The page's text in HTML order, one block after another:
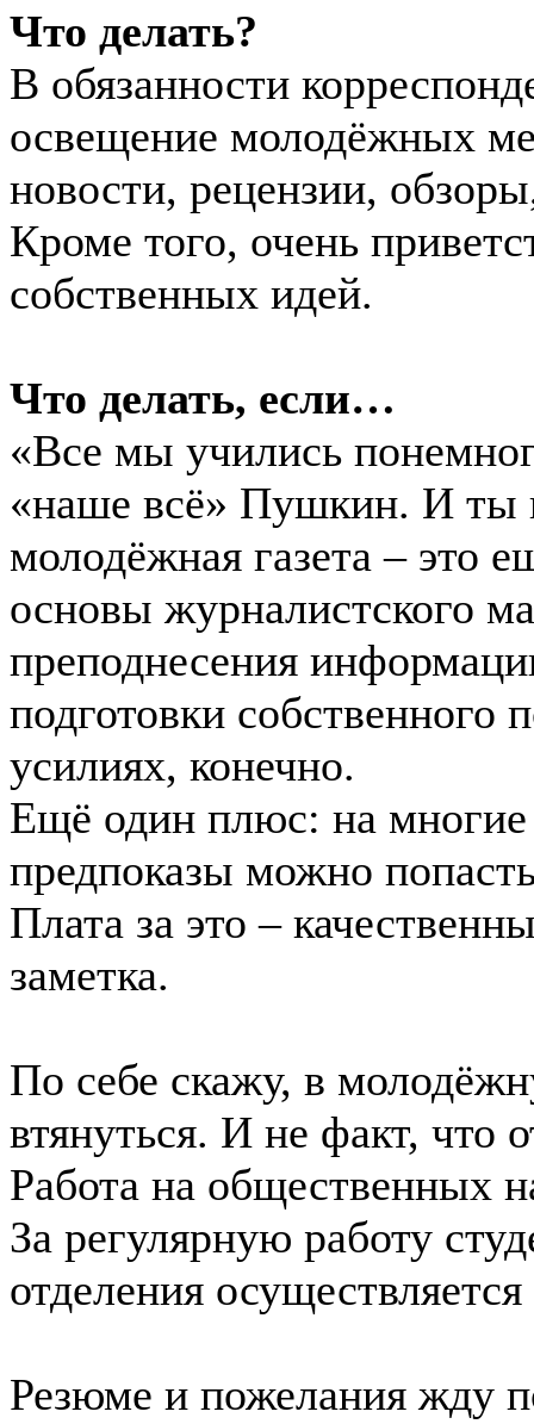
Что делать?
В обязанности
освещение молодёжных
новости, рецензии,
Кроме того, очень
собственных идей.
Что делать, если…
«Все мы учились
«наше всё» Пушкин. И ты
молодёжная газета – это
основы журналистского
преподнесения
подготовки
усилиях, конечно.
Ещё один плюс: на
предпоказы можно
Плата за это –
заметка.
По себе скажу, в
втянуться. И не факт, что
Работа на общественных
За регулярную работу
отделения
Резюме и пожелания жду